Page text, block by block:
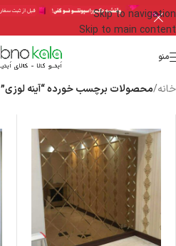
Skip to navigation
Skip to main content
منو
خانه/محصولات برچسب خورده “آینه لوزی”